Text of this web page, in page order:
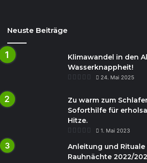
Neuste Beiträge
Klimawandel in den
Wasserknappheit!
24. Mai 2025
Zu warm zum
Soforthilfe für
Hitze.
1. Mai 2023
Anleitung und
Rauhnächte 2022/